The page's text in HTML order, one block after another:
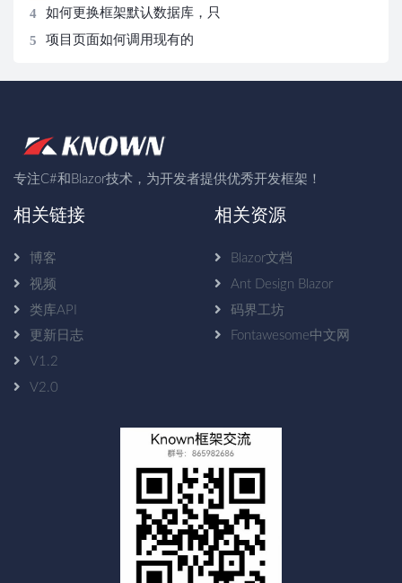
便
授权打开页面显示授权面板
4
如何更换框架默认数据库，只
需三步操作即可更换
5
项目页面如何调用现有的
专注C#和Blazor技术，为开发者提供优秀开发框架！
相关链接
博客
视频
类库API
更新日志
V1.2
V2.0
相关资源
Blazor文档
Ant Design Blazor
码界工坊
Fontawesome中文网